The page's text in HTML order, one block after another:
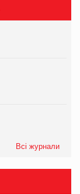
Всі журнали